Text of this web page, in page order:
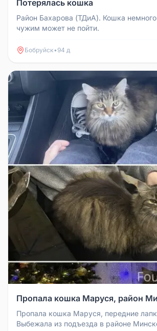
Потерялась кошка
Район Бахарова (ТДиА). Кошка
чужим может не пойти.
Бобруйск• 94 д
Пропала кошка Маруся, район
Пропала кошка Маруся, передние
Выбежала из подъезда в районе